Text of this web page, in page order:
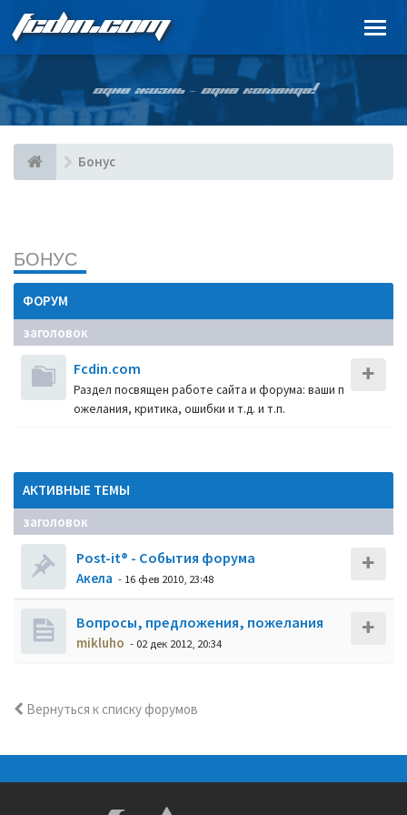
FCDIN.COM
ОДНА ЖИЗНЬ – ОДНА КОМАНДА!
Бонус
БОНУС
ФОРУМ
заголовок
Fcdin.com
Раздел посвящен работе сайта и форума: ваши п
ожелания, критика, ошибки и т.д. и т.п.
АКТИВНЫЕ ТЕМЫ
заголовок
Post-it® - События форума
Акела - 16 фев 2010, 23:48
Вопросы, предложения, пожелания
mikluho - 02 дек 2012, 20:34
Вернуться к списку форумов